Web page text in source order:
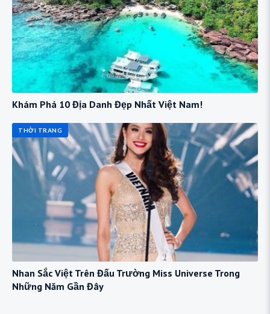
Khám Phá 10 Địa Danh Đẹp Nhất Việt Nam!
THỜI TRANG
Nhan Sắc Việt Trên Đấu Trường Miss Universe Trong
Những Năm Gần Đây